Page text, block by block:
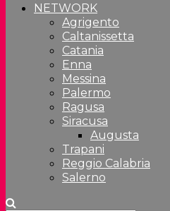
NETWORK
Agrigento
Caltanissetta
Catania
Enna
Messina
Palermo
Ragusa
Siracusa
Augusta
Trapani
Reggio Calabria
Salerno